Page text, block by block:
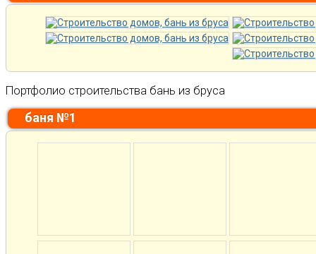
Портфолио строительства бань из бруса
баня №1